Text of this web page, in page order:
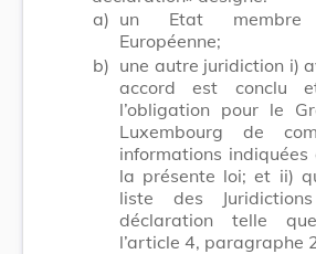
a) un Etat membre
Européenne;
b) une autre juridiction i)
accord est conclu
l’obligation pour le
Luxembourg de
informations indiquées
la présente loi; et ii)
liste des
déclaration telle
l’article 4, paragraphe